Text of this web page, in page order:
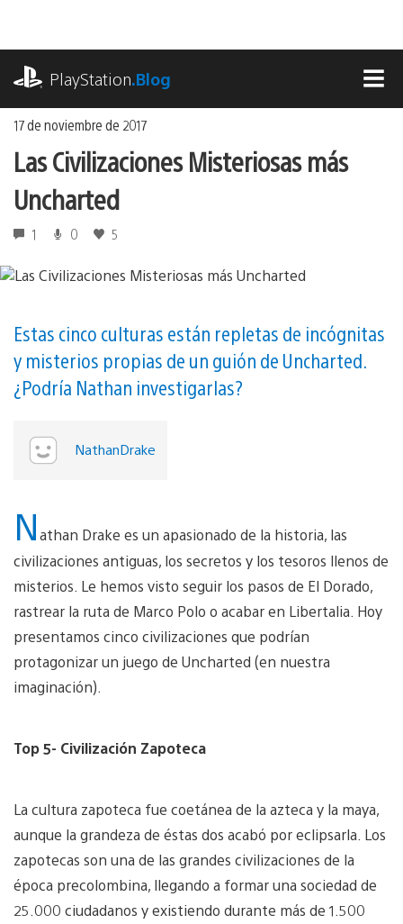
contenido
PlayStation.Blog
17 de noviembre de 2017
Las Civilizaciones Misteriosas más
Uncharted
1 0 5
Estas cinco culturas están repletas de incógnitas
y misterios propias de un guión de Uncharted.
¿Podría Nathan investigarlas?
NathanDrake
Nathan Drake es un apasionado de la historia, las
civilizaciones antiguas, los secretos y los tesoros llenos de
misterios. Le hemos visto seguir los pasos de El Dorado,
rastrear la ruta de Marco Polo o acabar en Libertalia. Hoy
presentamos cinco civilizaciones que podrían
protagonizar un juego de Uncharted (en nuestra
imaginación).
Top 5- Civilización Zapoteca
La cultura zapoteca fue coetánea de la azteca y la maya,
aunque la grandeza de éstas dos acabó por eclipsarla. Los
zapotecas son una de las grandes civilizaciones de la
época precolombina, llegando a formar una sociedad de
25.000 ciudadanos y existiendo durante más de 1.500